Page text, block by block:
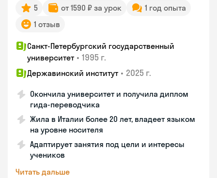
5 от 1590 ₽ за урок
1 год опыта
1 отзыв
Санкт-Петербургский государственный
университет • 1995 г.
Державинский институт • 2025 г.
Окончила университет и получила диплом
гида-переводчика
Жила в Италии более 20 лет, владеет языком
на уровне носителя
Адаптирует занятия под цели и интересы
учеников
Читать дальше